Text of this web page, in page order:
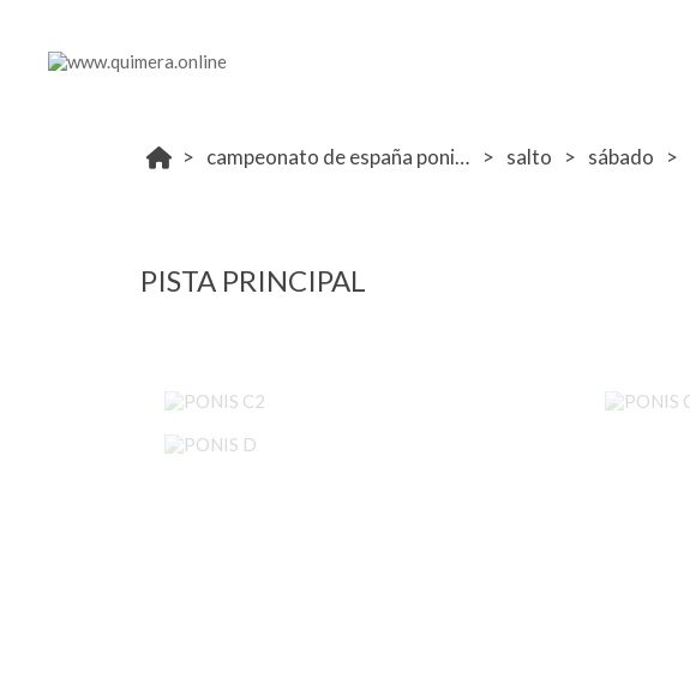
campeonato de españa ponis 2024 salto sábado
PISTA PRINCIPAL